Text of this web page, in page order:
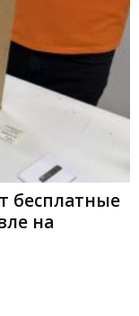
бесплатные
на